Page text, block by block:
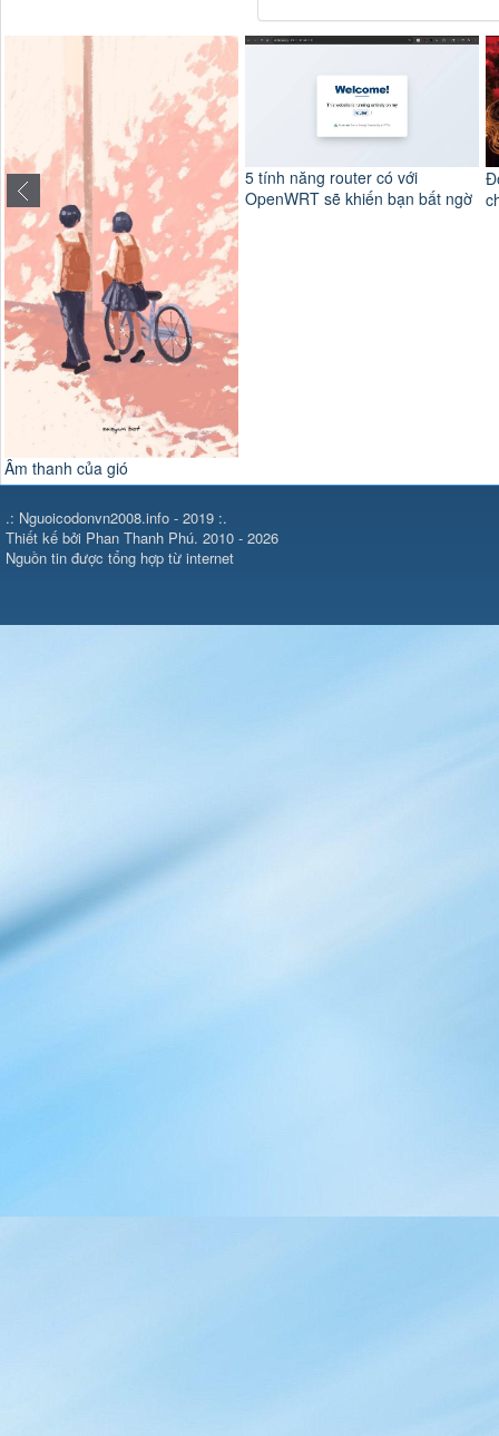
5 tính năng router có với
OpenWRT sẽ khiến bạn bất ngờ
Độ ta không độ nàng và câu
chuyện bi thương ít ai biết đến
.: Nguoicodonvn2008.info - 2019 :.
Thiết kế bởi Phan Thanh Phú. 2010 - 2026
Nguồn tin được tổng hợp từ internet